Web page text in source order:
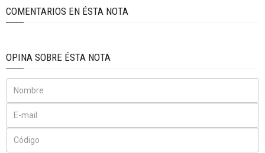
COMENTARIOS EN ÉSTA NOTA
OPINA SOBRE ÉSTA NOTA